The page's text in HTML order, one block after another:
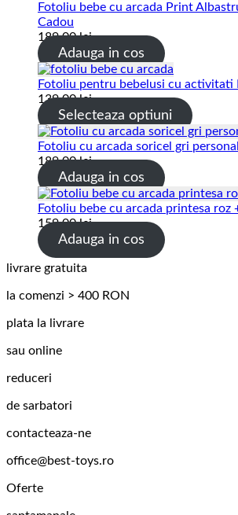
Fotoliu bebe cu arcada Print
Cadou
189.00lei
Adauga in cos
Fotoliu pentru bebelusi cu activitati
139.00lei
Selecteaza optiuni
Fotoliu cu arcada soricel gri
189.00lei
Adauga in cos
Fotoliu bebe cu arcada printesa roz
159.00lei
Adauga in cos
livrare gratuita
la comenzi > 400 RON
plata la livrare
sau online
reduceri
de sarbatori
contacteaza-ne
office@best-toys.ro
Oferte